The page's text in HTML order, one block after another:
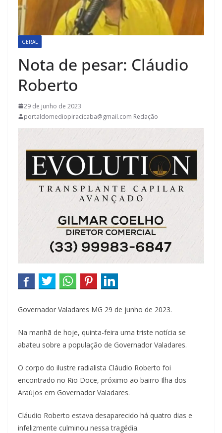
GERAL
Nota de pesar: Cláudio
Roberto
29 de junho de 2023
portaldomediopiracicaba@gmail.com Redação
Governador Valadares MG 29 de junho de 2023.
Na manhã de hoje, quinta-feira uma triste notícia se
abateu sobre a população de Governador Valadares.
O corpo do ilustre radialista Cláudio Roberto foi
encontrado no Rio Doce, próximo ao bairro Ilha dos
Araújos em Governador Valadares.
Cláudio Roberto estava desaparecido há quatro dias e
infelizmente culminou nessa tragédia.